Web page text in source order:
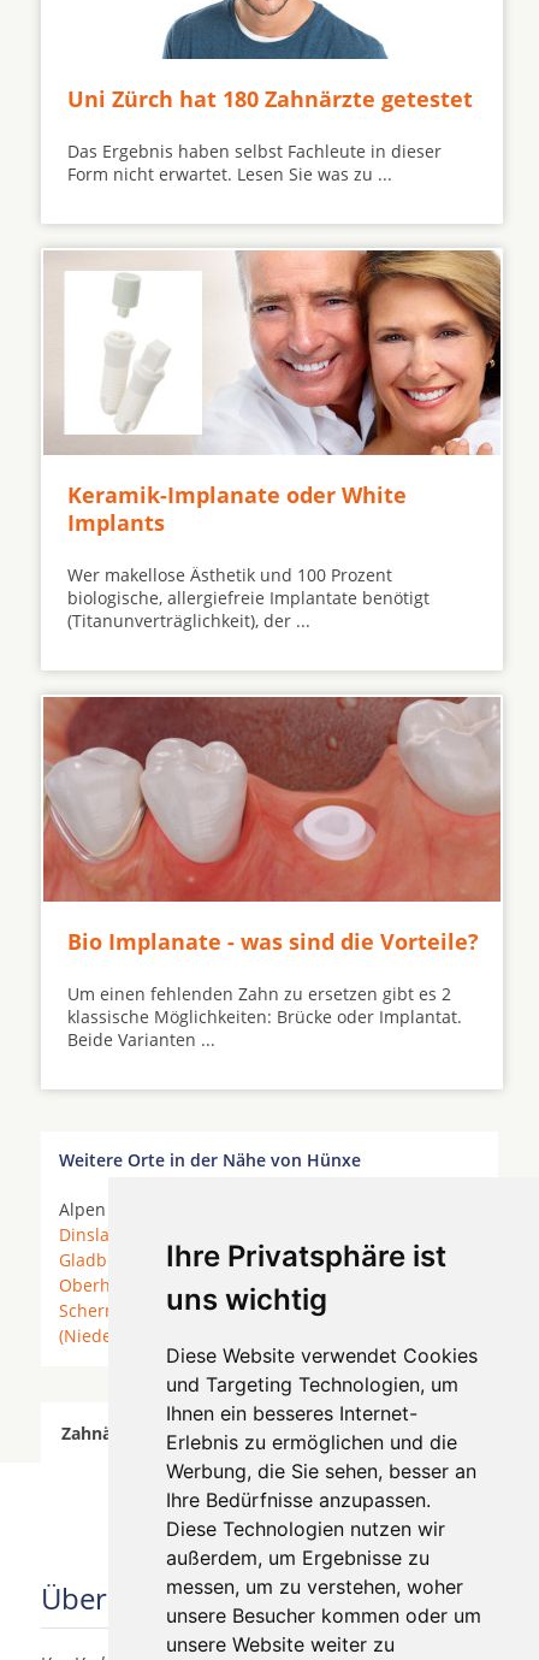
Ihre Privatsphäre ist
uns wichtig
Diese Website verwendet Cookies
und Targeting Technologien, um
Ihnen ein besseres Internet-
Erlebnis zu ermöglichen und die
Werbung, die Sie sehen, besser an
Ihre Bedürfnisse anzupassen.
Diese Technologien nutzen wir
außerdem, um Ergebnisse zu
messen, um zu verstehen, woher
unsere Besucher kommen oder um
unsere Website weiter zu
Uni Zürch hat 180 Zahnärzte getestet
Das Ergebnis haben selbst Fachleute in dieser
Form nicht erwartet. Lesen Sie was zu ...
Keramik-Implanate oder White
Implants
Wer makellose Ästhetik und 100 Prozent
biologische, allergiefreie Implantate benötigt
(Titanunverträglichkeit), der ...
Bio Implanate - was sind die Vorteile?
Um einen fehlenden Zahn zu ersetzen gibt es 2
klassische Möglichkeiten: Brücke oder Implantat.
Beide Varianten ...
Weitere Orte in der Nähe von Hünxe
Alpen * Borken *
Dinslaken
Gladbeck
Hamminkeln*Hünxe * Marl * Moers *
Oberhausen
* Rhede *
Schermbeck
* Schermbeck (Niederrhein) *
(Niederrhein)
Zahnärzte für Zahnimplantete in Hünxe wurde am
07 August 2026 aktualisiert.
Über uns